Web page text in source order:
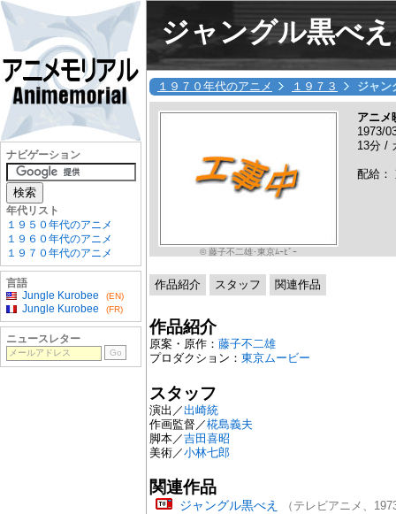
ジャングル黒べえ
１９７０年代のアニメ １９７３ ジャン
© 藤子不二雄･東京ﾑｰﾋﾞｰ
アニメ
1973/
13分 /
配給：
作品紹介 スタッフ 関連作品
作品紹介
原案・原作： 藤子不二雄
プロダクション： 東京ムービー
スタッフ
演出／出崎統
作画監督／椛島義夫
脚本／吉田喜昭
美術／小林七郎
関連作品
ジャングル黒べえ （テレビアニメ、
ナビゲーション
年代リスト
１９５０年代のアニメ
１９６０年代のアニメ
１９７０年代のアニメ
言語
Jungle Kurobee
(EN)
Jungle Kurobee (FR)
ニュースレター